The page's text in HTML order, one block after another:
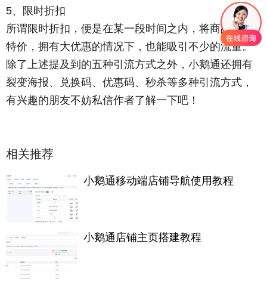
5、限时折扣
所谓限时折扣，便是在某一段时间之内，将商品打出
特价，拥有大优惠的情况下，也能吸引不少的流量。
除了上述提及到的五种引流方式之外，小鹅通还拥有
裂变海报、兑换码、优惠码、秒杀等多种引流方式，
有兴趣的朋友不妨私信作者了解一下吧！
相关推荐
小鹅通移动端店铺导航使用教程
小鹅通店铺主页搭建教程